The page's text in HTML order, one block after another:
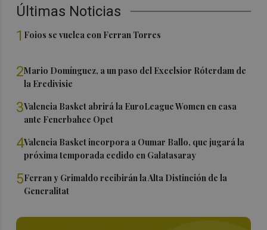
Últimas Noticias
1 Foios se vuelca con Ferran Torres
2Mario Domínguez, a un paso del Excelsior Róterdam de
la Eredivisie
3Valencia Basket abrirá la EuroLeague Women en casa
ante Fenerbahce Opet
4Valencia Basket incorpora a Oumar Ballo, que jugará la
próxima temporada cedido en Galatasaray
5Ferran y Grimaldo recibirán la Alta Distinción de la
Generalitat